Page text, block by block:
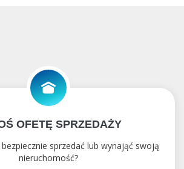
OFETĘ SPRZEDAŻY
sprzedać lub wynająć swoją
nieruchomość?